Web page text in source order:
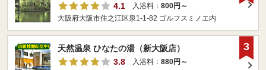
4.1
入浴料： 800円～
大阪府大阪市住之江区泉1-1-82 ゴルフスミノエ内
天然温泉 ひなたの湯（新大阪店）
3.8
入浴料： 880円～
3